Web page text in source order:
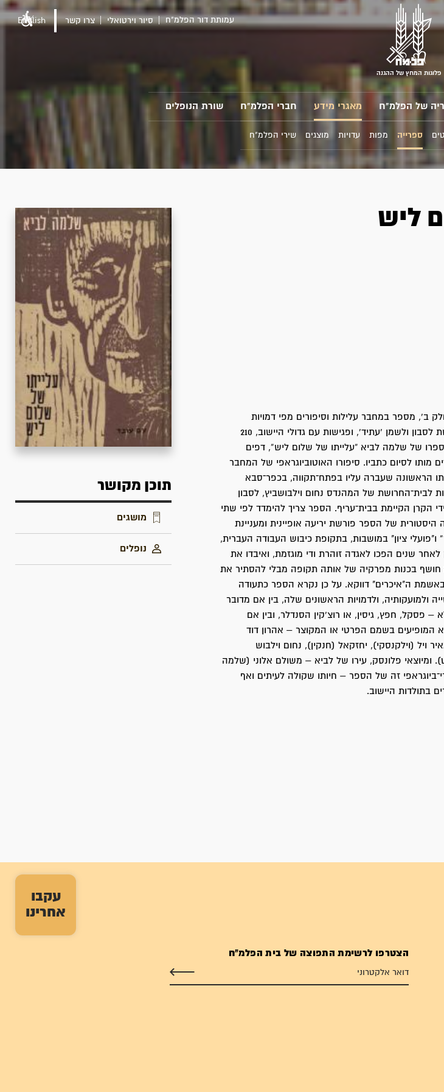
עקבו
אחרינו
פלוגות המחץ של ההגנה
עמותת דור הפלמ"ח סיור וירטואלי צרו קשר English
של הפלמ"ח מאגרי מידע חברי הפלמ"ח שורת הנופלים
ספרייה מפות עדויות מוצגים שירי הפלמ"ח
ליש
ב', מספר במחבר עלילות וסיפורים מפי דמויות
מהיישוב ועל אירועים כמו יסוד בית החרושת לסבון ולשמן 'עתיד', ופגישות עם גדולי היישוב, 210
של שלמה לביא “עלייתו של שלום ליש”, דפים
לסיום כתביו. סיפורו האוטוביוגראפי של המחבר
הראשונה שעברה עליו בפתח־תקווה, בכפר־סבא
לבית־החרושת של המהנדס נחום וילבושביץ, לסבון
הקרן הקיימת בבית־עריף. הספר צריך להימדד לפי שתי
של הספר פורשת יריעה אופיינית ומעניינת
ו"פועלי ציון" במושבות, בתקופת כיבוש העבודה העברית,
שנים הפכו לאגדה זוהרת ודי מוגזמת, ואיבדו את
בכנות מפרקיה של אותה תקופה מבלי להסתיר את
ה"איכרים" דווקא. על כן נקרא הספר כתעודה
ולמועקותיה, ולדמויות הראשונים שלה, בין אם מדובר
פסקל, חפץ, גיסין, או רוצ’קין הסנדלר, ובין אם
המופיעים בשמם הפרטי או המקוצר – אהרון דוד
ויל (וילקנסקי), יחזקאל (חנקין), נחום וילבוש
ומיוצאי פלונסק, עירו של לביא – משולם אלוני (שלמה
זה של הספר – חיותו שקולה לעיתים ואף
בתולדות היישוב.
תוכן מקושר
מושגים
נופלים
הצטרפו לרשימת התפוצה של בית הפלמ"ח